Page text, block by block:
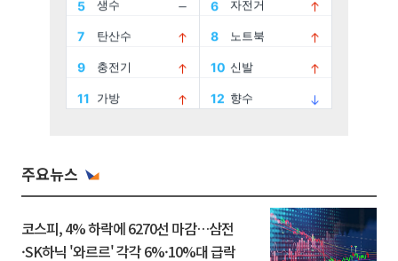
주요뉴스
코스피, 4% 하락에 6270선 마감…삼전
·SK하닉 '와르르' 각각 6%·10%대 급락